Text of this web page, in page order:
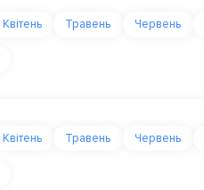
Квітень Травень Червень
Квітень Травень Червень